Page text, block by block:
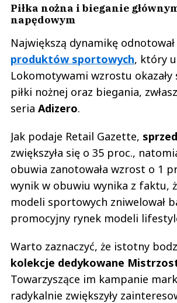
Piłka nożna i bieganie
napędowym
Największą dynamikę odnotował
produktów sportowych, który
Lokomotywami wzrostu
piłki nożnej oraz biegania,
seria Adizero.
Jak podaje Retail Gazette,
zwiększyła się o 35 proc.,
obuwia zanotowała wzrost o 1
wynik w obuwiu wynika z faktu,
modeli sportowych zniwelował
promocyjny rynek modeli
Warto zaznaczyć, że istotny
kolekcje dedykowane
Towarzyszące im kampanie
radykalnie zwiększyły